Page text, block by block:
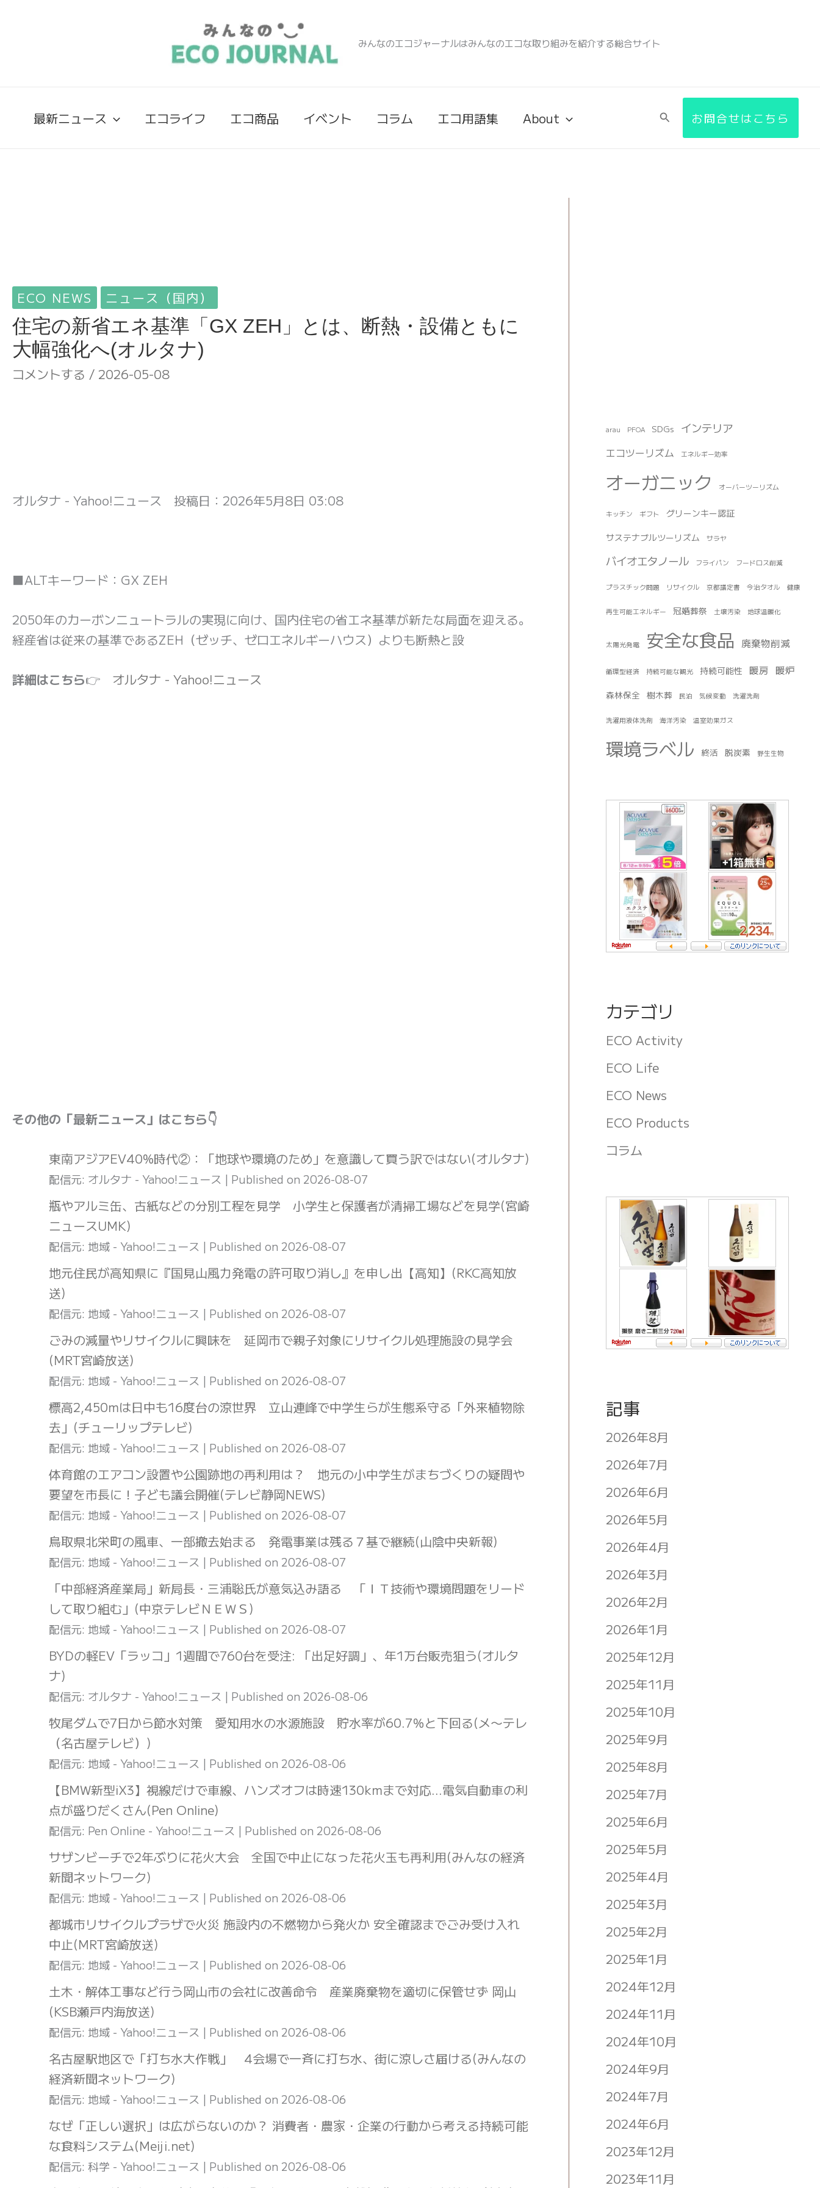
みんなのエコジャーナルはみんなのエコな取り組みを紹介する総合サイト
最新ニュース エコライフ エコ商品 イベント コラム エコ用語集 About
検
お問合せはこちら
ECO NEWS ニュース（国内）
住宅の新省エネ基準「GX ZEH」とは、断熱・設備ともに
大幅強化へ(オルタナ)
コメントする / 2026-05-08
オルタナ - Yahoo!ニュース 投稿日： 2026年5月8日 03:08
■ALTキーワード：GX ZEH
2050年のカーボンニュートラルの実現に向け、国内住宅の省エネ基準が新たな局面を迎える。
経産省は従来の基準であるZEH（ゼッチ、ゼロエネルギーハウス）よりも断熱と設
詳細はこちら👉 オルタナ - Yahoo!ニュース
その他の「最新ニュース」はこちら👇
東南アジアEV40%時代②：「地球や環境のため」を意識して買う訳ではない(オルタナ)
配信元: オルタナ - Yahoo!ニュース Published on 2026-08-07
瓶やアルミ缶、古紙などの分別工程を見学 小学生と保護者が清掃工場などを見学(宮崎
ニュースUMK)
配信元: 地域 - Yahoo!ニュース Published on 2026-08-07
地元住民が高知県に『国見山風力発電の許可取り消し』を申し出【高知】(RKC高知放
送)
配信元: 地域 - Yahoo!ニュース Published on 2026-08-07
ごみの減量やリサイクルに興味を 延岡市で親子対象にリサイクル処理施設の見学会
(MRT宮崎放送)
配信元: 地域 - Yahoo!ニュース Published on 2026-08-07
標高2,450mは日中も16度台の涼世界 立山連峰で中学生らが生態系守る「外来植物除
去」(チューリップテレビ)
配信元: 地域 - Yahoo!ニュース Published on 2026-08-07
体育館のエアコン設置や公園跡地の再利用は？ 地元の小中学生がまちづくりの疑問や
要望を市長に！子ども議会開催(テレビ静岡NEWS)
配信元: 地域 - Yahoo!ニュース Published on 2026-08-07
鳥取県北栄町の風車、一部撤去始まる 発電事業は残る７基で継続(山陰中央新報)
配信元: 地域 - Yahoo!ニュース Published on 2026-08-07
「中部経済産業局」新局長・三浦聡氏が意気込み語る 「ＩＴ技術や環境問題をリード
して取り組む」(中京テレビＮＥＷＳ)
配信元: 地域 - Yahoo!ニュース Published on 2026-08-07
BYDの軽EV「ラッコ」1週間で760台を受注: 「出足好調」、年1万台販売狙う(オルタ
ナ)
配信元: オルタナ - Yahoo!ニュース Published on 2026-08-06
牧尾ダムで7日から節水対策 愛知用水の水源施設 貯水率が60.7％と下回る(メ〜テレ
（名古屋テレビ）)
配信元: 地域 - Yahoo!ニュース Published on 2026-08-06
【BMW新型iX3】視線だけで車線、ハンズオフは時速130kmまで対応…電気自動車の利
点が盛りだくさん(Pen Online)
配信元: Pen Online - Yahoo!ニュース Published on 2026-08-06
サザンビーチで2年ぶりに花火大会 全国で中止になった花火玉も再利用(みんなの経済
新聞ネットワーク)
配信元: 地域 - Yahoo!ニュース Published on 2026-08-06
都城市リサイクルプラザで火災 施設内の不燃物から発火か 安全確認までごみ受け入れ
中止(MRT宮崎放送)
配信元: 地域 - Yahoo!ニュース Published on 2026-08-06
土木・解体工事など行う岡山市の会社に改善命令 産業廃棄物を適切に保管せず 岡山
(KSB瀬戸内海放送)
配信元: 地域 - Yahoo!ニュース Published on 2026-08-06
名古屋駅地区で「打ち水大作戦」 4会場で一斉に打ち水、街に涼しさ届ける(みんなの
経済新聞ネットワーク)
配信元: 地域 - Yahoo!ニュース Published on 2026-08-06
なぜ「正しい選択」は広がらないのか？ 消費者・農家・企業の行動から考える持続可能
な食料システム(Meiji.net)
配信元: 科学 - Yahoo!ニュース Published on 2026-08-06
arau PFOA SDGs インテリア
エコツーリズム エネルギー効率
オーガニック オーバーツーリズム
キッチン ギフト
グリーンキー認証
サステナブルツーリズム
サラヤ
バイオエタノール フライパン フードロス削減
プラスチック問題 リサイクル 京都議定書 今治タオル 健康
再生可能エネルギー 冠婚葬祭 土壌汚染 地球温暖化
太陽光発電 安全な食品 廃棄物削減
循環型経済 持続可能な観光 持続可能性 暖房 暖炉
森林保全 樹木葬 民泊 気候変動 洗濯洗剤
洗濯用液体洗剤 海洋汚染 温室効果ガス
環境ラベル 終活 脱炭素 野生生物
カテゴリ
ECO Activity
ECO Life
ECO News
ECO Products
コラム
記事
2026年8月
2026年7月
2026年6月
2026年5月
2026年4月
2026年3月
2026年2月
2026年1月
2025年12月
2025年11月
2025年10月
2025年9月
2025年8月
2025年7月
2025年6月
2025年5月
2025年4月
2025年3月
2025年2月
2025年1月
2024年12月
2024年11月
2024年10月
2024年9月
2024年7月
2024年6月
2023年12月
2023年11月
索